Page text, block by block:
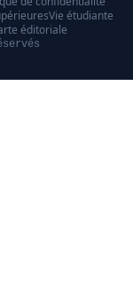
Vie étudiante
éditoriale